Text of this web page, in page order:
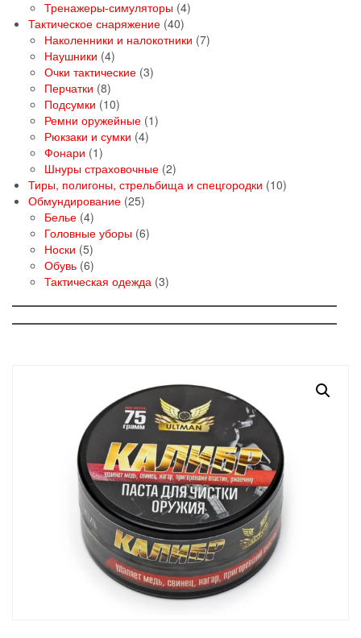
товара
Тренажеры-симуляторы 44
Тактическое снаряжение 4040
товаров
Наколенники и налокотники 77
Наушники 44
товара
Очки тактические 33
Перчатки 88
товаров
Подсумки 1010
товаров
Ремни оружейные 11
Рюкзаки и сумки 44
Фонари 11
товар
Шнуры страховочные 22
товара
Тиры, полигоны, стрельбища и спецгородки 1010
Обмундирование 2525
Белье 44
товара
Головные уборы 66
Носки 55
товаров
Обувь 66
товаров
Тактическая одежда 33